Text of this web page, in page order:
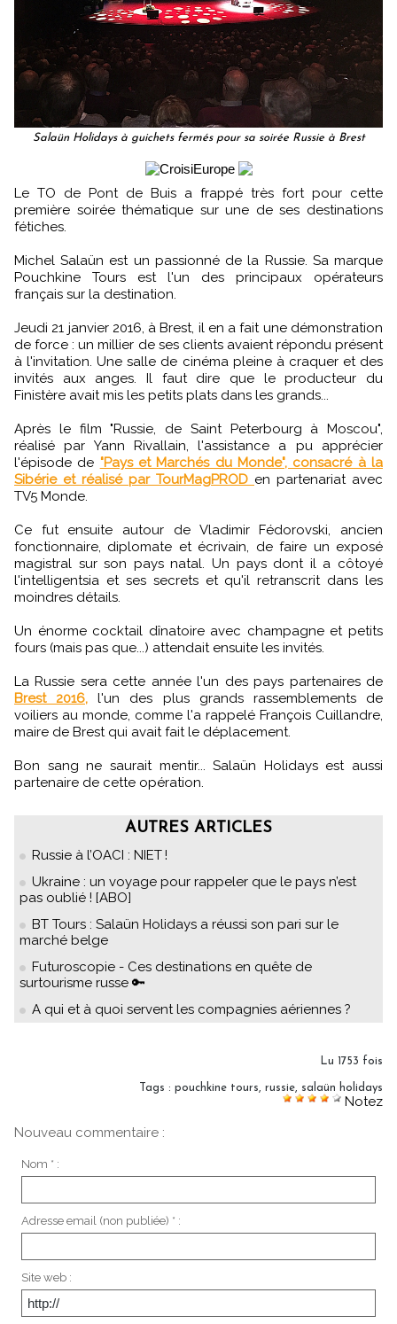
Salaün Holidays à guichets fermés pour sa soirée Russie à Brest
Le TO de Pont de Buis a frappé très fort pour cette
première soirée thématique sur une de ses destinations
fétiches.
Michel Salaün est un passionné de la Russie. Sa marque
Pouchkine Tours est l'un des principaux opérateurs
français sur la destination.
Jeudi 21 janvier 2016, à Brest, il en a fait une démonstration
de force : un millier de ses clients avaient répondu présent
à l'invitation. Une salle de cinéma pleine à craquer et des
invités aux anges. Il faut dire que le producteur du
Finistère avait mis les petits plats dans les grands...
Après le film "Russie, de Saint Peterbourg à Moscou",
réalisé par Yann Rivallain, l'assistance a pu apprécier
l'épisode de "Pays et Marchés du Monde", consacré à la
Sibérie et réalisé par TourMagPROD en partenariat avec
TV5 Monde.
Ce fut ensuite autour de Vladimir Fédorovski, ancien
fonctionnaire, diplomate et écrivain, de faire un exposé
magistral sur son pays natal. Un pays dont il a côtoyé
l'intelligentsia et ses secrets et qu'il retranscrit dans les
moindres détails.
Un énorme cocktail dînatoire avec champagne et petits
fours (mais pas que...) attendait ensuite les invités.
La Russie sera cette année l'un des pays partenaires de
Brest 2016, l'un des plus grands rassemblements de
voiliers au monde, comme l'a rappelé François Cuillandre,
maire de Brest qui avait fait le déplacement.
Bon sang ne saurait mentir... Salaün Holidays est aussi
partenaire de cette opération.
AUTRES ARTICLES
Russie à l’OACI : NIET !
Ukraine : un voyage pour rappeler que le pays n’est
pas oublié ! [ABO]
BT Tours : Salaün Holidays a réussi son pari sur le
marché belge
Futuroscopie - Ces destinations en quête de
surtourisme russe 🔑
A qui et à quoi servent les compagnies aériennes ?
Lu 1753 fois
Tags : pouchkine tours, russie, salaün holidays
Notez
Nouveau commentaire :
Nom * :
Adresse email (non publiée) * :
Site web :